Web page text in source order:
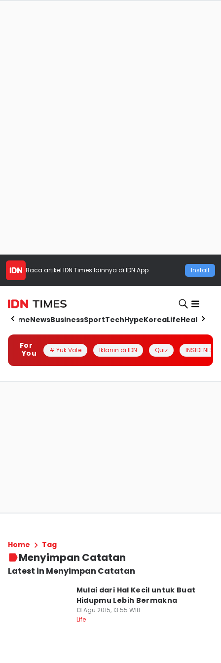
Baca artikel IDN Times lainnya di IDN App Install
HomeNewsBusinessSportTechHypeKoreaLifeHealth
For
You
# Yuk Vote Iklanin di IDN Quiz INSIDENESIA
Home Tag
Menyimpan Catatan
Latest in Menyimpan Catatan
Mulai dari Hal Kecil untuk Buat
Hidupmu Lebih Bermakna
13 Agu 2015, 13:55 WIB
Life